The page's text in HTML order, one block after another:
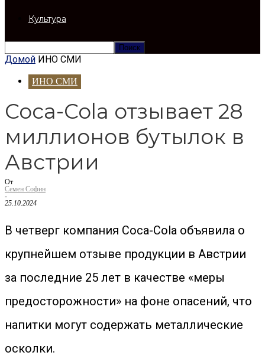
Культура
Домой ИНО СМИ
ИНО СМИ
Coca-Cola отзывает 28
миллионов бутылок в
Австрии
От
Семен Софин
-
25.10.2024
В четверг компания Coca-Cola объявила о
крупнейшем отзыве продукции в Австрии
за последние 25 лет в качестве «меры
предосторожности» на фоне опасений, что
напитки могут содержать металлические
осколки.